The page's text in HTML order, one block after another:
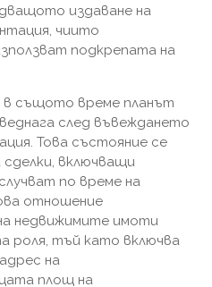
издаване на
чиито
подкрепата на
в същото време планът
след въвеждането
Това състояние се
включващи
по време на
отношение
недвижимите имоти
роля, тъй като включва
на
площ на